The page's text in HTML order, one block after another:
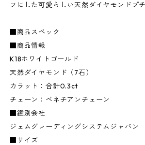
フにした可愛らしい天然ダイヤモンドプ
■商品スペック
■商品情報
K18ホワイトゴールド
天然ダイヤモンド（7石）
カラット：合計0.3ct
チェーン：ベネチアンチェーン
■鑑別会社
ジェムグレーディングシステムジャパン
■サイズ